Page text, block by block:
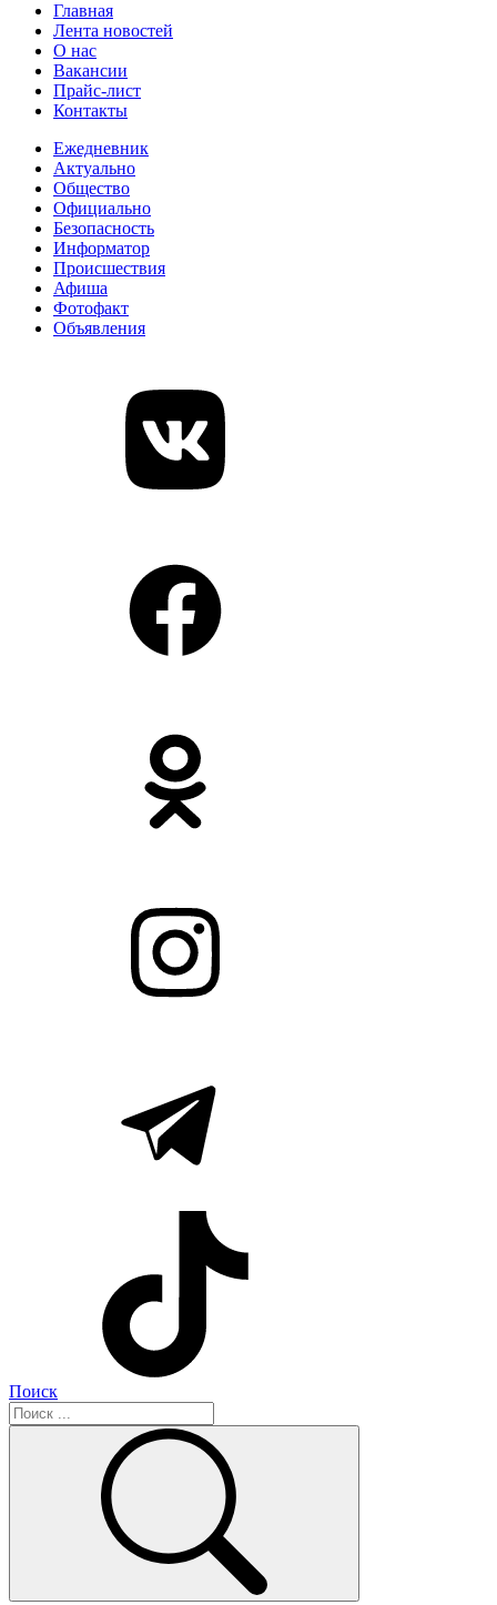
Главная
Лента новостей
О нас
Вакансии
Прайс-лист
Контакты
Ежедневник
Актуально
Общество
Официально
Безопасность
Информатор
Происшествия
Афиша
Фотофакт
Объявления
Поиск